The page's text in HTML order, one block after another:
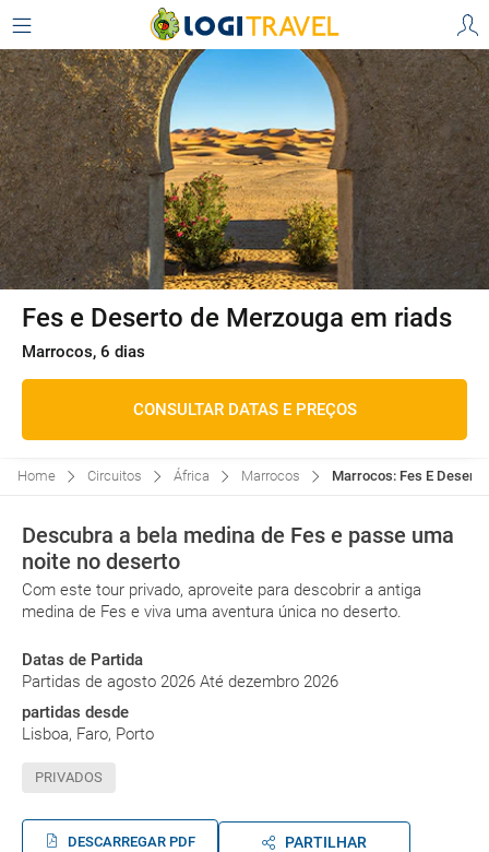
Fes e Deserto de Merzouga em riads
Marrocos, 6 dias
CONSULTAR DATAS E PREÇOS
Home Circuitos África Marrocos Marrocos: Fes E
Descubra a bela medina de Fes e passe uma
noite no deserto
Com este tour privado, aproveite para descobrir a antiga
medina de Fes e viva uma aventura única no deserto.
Datas de Partida
Partidas de agosto 2026 Até dezembro 2026
partidas desde
Lisboa, Faro, Porto
PRIVADOS
DESCARREGAR PDF PARTILHAR